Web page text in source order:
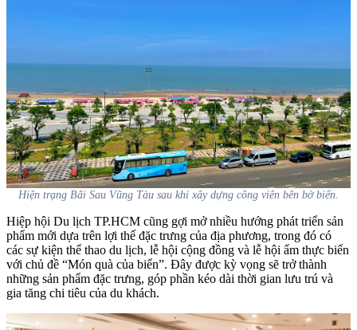
Hiện trạng Bãi Sau Vũng Tàu sau khi xây dựng công viên bên bờ biển.
Hiệp hội Du lịch TP.HCM cũng gợi mở nhiều hướng phát triển sản
phẩm mới dựa trên lợi thế đặc trưng của địa phương, trong đó có
các sự kiện thể thao du lịch, lễ hội cộng đồng và lễ hội ẩm thực biển
với chủ đề “Món quà của biển”. Đây được kỳ vọng sẽ trở thành
những sản phẩm đặc trưng, góp phần kéo dài thời gian lưu trú và
gia tăng chi tiêu của du khách.